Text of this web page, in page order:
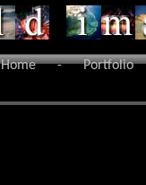
Home - Portfolio